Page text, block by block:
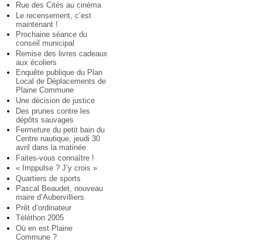
Rue des Cités au cinéma
Le recensement, c’est
maintenant !
Prochaine séance du
conseil municipal
Remise des livres cadeaux
aux écoliers
Enquête publique du Plan
Local de Déplacements de
Plaine Commune
Une décision de justice
Des prunes contre les
dépôts sauvages
Fermeture du petit bain du
Centre nautique, jeudi 30
avril dans la matinée
Faites-vous connaître !
« Imppulse ? J’y crois »
Quartiers de sports
Pascal Beaudet, nouveau
maire d’Aubervilliers
Prêt d’ordinateur
Téléthon 2005
Où en est Plaine
Commune ?